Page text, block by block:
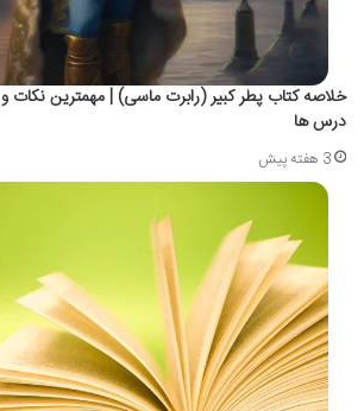
خلاصه کتاب پطر کبیر (رابرت ماسی) | مهمترین نکات و
درس ها
3 هفته پیش